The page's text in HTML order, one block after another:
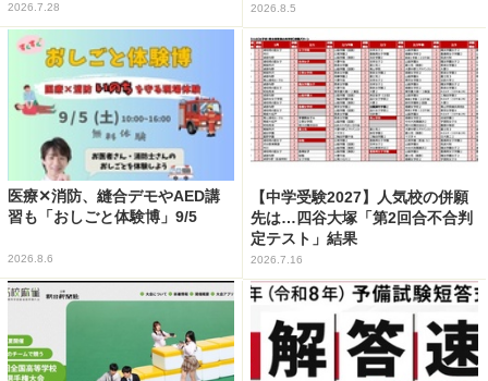
2026.7.28 2026.8.5
医療✕消防、縫合デモやAED講
習も「おしごと体験博」9/5
2026.8.6
【中学受験2027】人気校の併願
先は…四谷大塚「第2回合不合判
定テスト」結果
2026.7.16